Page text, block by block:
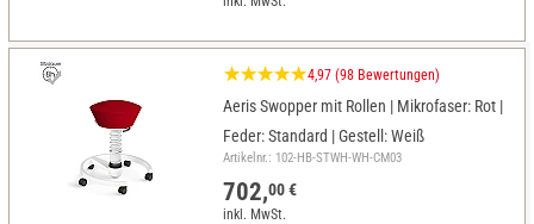
4,97 (98 Bewertungen)
Aeris Swopper mit Rollen | Mikrofaser: Rot |
Feder: Standard | Gestell: Weiß
Artikelnr.: 102-HB-STWH-WH-CM03
702,00 €
inkl. MwSt.